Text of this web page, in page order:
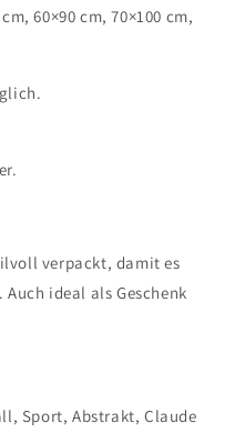
60×90 cm, 70×100 cm,
verpackt, damit es
ideal als Geschenk
Sport, Abstrakt, Claude